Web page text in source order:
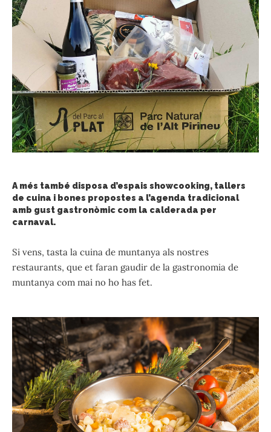
A més també disposa d’espais showcooking, tallers
de cuina i bones propostes a l’agenda tradicional
amb gust gastronòmic com la calderada per
carnaval.
Si vens, tasta la cuina de muntanya als nostres
restaurants, que et faran gaudir de la gastronomia de
muntanya com mai no ho has fet.